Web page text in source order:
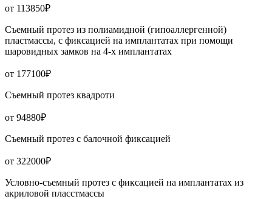
от 113850₽
Съемный протез из полиамидной (гипоаллергенной)
пластмассы, с фиксацией на имплантатах при помощи
шаровидных замков на 4-х имплантатах
от 177100₽
Съемный протез квадроти
от 94880₽
Съемный протез с балочной фиксацией
от 322000₽
Условно-съемный протез с фиксацией на имплантатах из
акриловой пласстмассы